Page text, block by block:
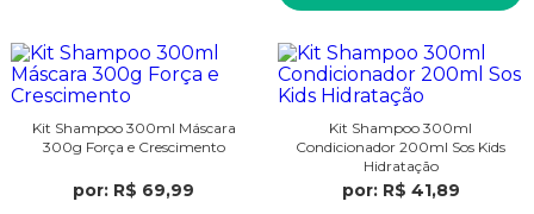
Kit Shampoo 300ml Máscara
300g Força e Crescimento
por: R$ 69,99
Kit Shampoo 300ml
Condicionador 200ml Sos Kids
Hidratação
por: R$ 41,89